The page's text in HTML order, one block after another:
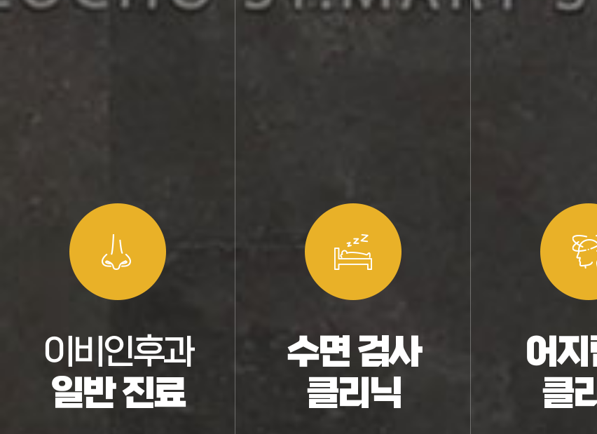
이비인후과
일반 진료
수면 검사
클리닉
어
클